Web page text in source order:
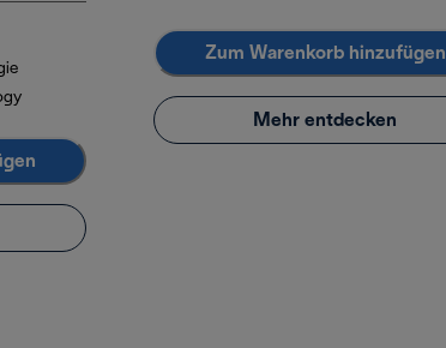
Zum Warenkorb hinzufügen
Mehr entdecken